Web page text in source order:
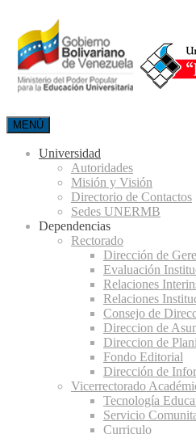
MENÚ
Universidad
Autoridades
Misión y Visión
Directorio de Contactos
Sedes UNERMB
Dependencias
Rectorado
Dirección de
Evaluación
Relaciones
Relaciones
Consejo de
Direccion de
Direccion de
Fondo Editorial
Dirección de
Vicerrectorado
Tecnología
Servicio
Curriculo